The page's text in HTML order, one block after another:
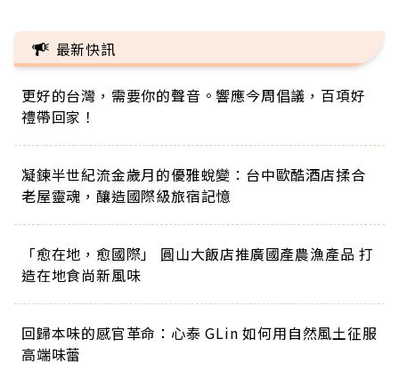
最新快訊
更好的台灣，需要你的聲音。響應今周倡議，百項好
禮帶回家！
凝鍊半世紀流金歲月的優雅蛻變：台中歐酷酒店揉合
老屋靈魂，釀造國際級旅宿記憶
「愈在地，愈國際」 圓山大飯店推廣國產農漁產品 打
造在地食尚新風味
回歸本味的感官革命：心泰 GLin 如何用自然風土征服
高端味蕾